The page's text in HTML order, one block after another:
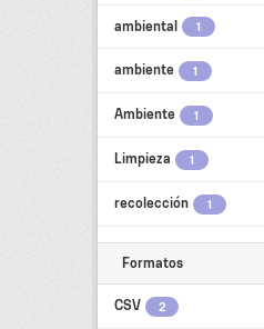
ambiental 1
ambiente 1
Ambiente 1
Limpieza 1
recolección 1
Formatos
CSV 2